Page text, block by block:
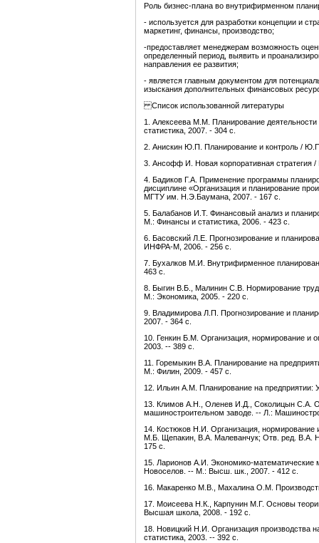
Роль бизнес-плана во внутрифирменном
- используется для разработки концепции и
маркетинг, финансы, производство;
-предоставляет менеджерам возможность
определенный период, выявить и
направления ее развития;
- является главным документом для
изыскания дополнительных финансовых
Список использованной литературы
1. Алексеева М.М. Планирование
статистика, 2007. - 304 с.
2. Анискин Ю.П. Планирование и контроль /
3. Ансофф И. Новая корпоративная
4. Бадиков Г.А. Применение программы
дисциплине «Организация и планирование
МГТУ им. Н.Э.Баумана, 2007. - 167 с.
5. Балабанов И.Т. Финансовый анализ и
М.: Финансы и статистика, 2006. - 423 с.
6. Басовский Л.Е. Прогнозирование и
ИНФРА-М, 2006. - 256 с.
7. Бухалков М.И. Внутрифирменное
463 с.
8. Быгин В.Б., Малинин С.В. Нормирование
М.: Экономика, 2005. - 220 с.
9. Владимирова Л.П. Прогнозирование и
2007. - 364 с.
10. Генкин Б.М. Организация, нормирование
2003. -- 389 с.
11. Горемыкин В.А. Планирование на
М.: Филин, 2009. - 457 с.
12. Ильин A.M. Планирование на
13. Климов А.Н., Оленев И.Д., Соколицын С.А.
машиностроительном заводе. -- Л.:
14. Костюков Н.И. Организация, нормирование
М.Б. Щепакин, В.А. Малеванчук; Отв. ред. В.А.
175 с.
15. Ларионов А.И. Экономико-
Новоселов. -- М.: Высш. шк., 2007. - 412 с.
16. Макаренко М.В., Махалина О.М.
17. Моисеева Н.К., Карпунин М.Г. Основы
Высшая школа, 2008. - 192 с.
18. Новицкий Н.И. Организация производства
статистика, 2003. -- 392 с.